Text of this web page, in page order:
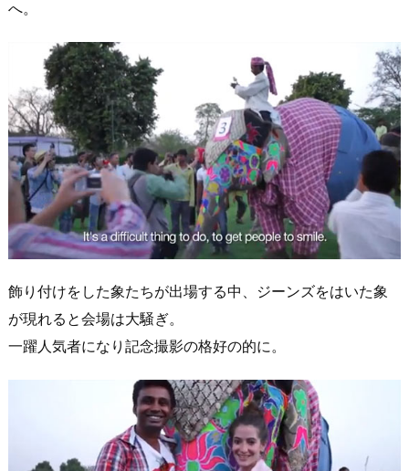
へ。
飾り付けをした象たちが出場する中、ジーンズをはいた象
が現れると会場は大騒ぎ。
一躍人気者になり記念撮影の格好の的に。